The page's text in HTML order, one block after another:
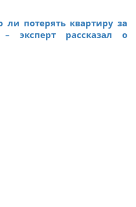
ли потерять квартиру за
эксперт рассказал о